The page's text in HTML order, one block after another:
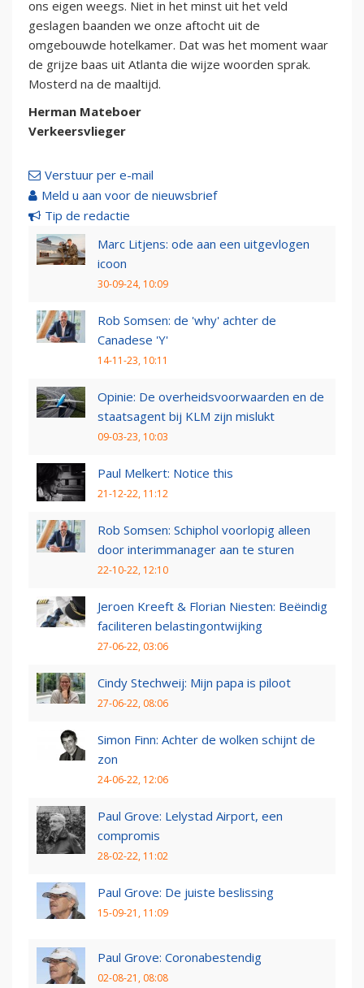
ons eigen weegs. Niet in het minst uit het veld
geslagen baanden we onze aftocht uit de
omgebouwde hotelkamer. Dat was het moment waar
de grijze baas uit Atlanta die wijze woorden sprak.
Mosterd na de maaltijd.
Herman Mateboer
Verkeersvlieger
Verstuur per e-mail
Meld u aan voor de nieuwsbrief
Tip de redactie
Marc Litjens: ode aan een uitgevlogen
icoon
30-09-24, 10:09
Rob Somsen: de 'why' achter de
Canadese 'Y'
14-11-23, 10:11
Opinie: De overheidsvoorwaarden en de
staatsagent bij KLM zijn mislukt
09-03-23, 10:03
Paul Melkert: Notice this
21-12-22, 11:12
Rob Somsen: Schiphol voorlopig alleen
door interimmanager aan te sturen
22-10-22, 12:10
Jeroen Kreeft & Florian Niesten: Beëindig
faciliteren belastingontwijking
27-06-22, 03:06
Cindy Stechweij: Mijn papa is piloot
27-06-22, 08:06
Simon Finn: Achter de wolken schijnt de
zon
24-06-22, 12:06
Paul Grove: Lelystad Airport, een
compromis
28-02-22, 11:02
Paul Grove: De juiste beslissing
15-09-21, 11:09
Paul Grove: Coronabestendig
02-08-21, 08:08